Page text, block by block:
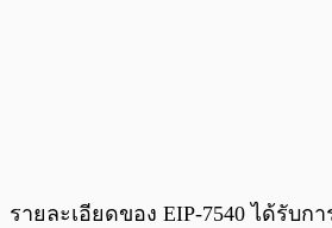
รายละเอียดของ EIP-7540 ได้รับก